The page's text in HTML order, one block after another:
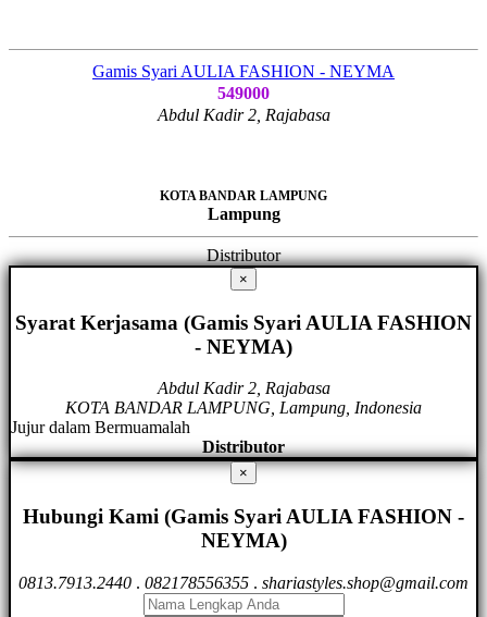
Gamis Syari AULIA FASHION - NEYMA
549000
Abdul Kadir 2, Rajabasa
KOTA BANDAR LAMPUNG
Lampung
Distributor
×
Syarat Kerjasama (Gamis Syari AULIA FASHION
- NEYMA)
Abdul Kadir 2, Rajabasa
KOTA BANDAR LAMPUNG, Lampung, Indonesia
Jujur dalam Bermuamalah
Distributor
×
Hubungi Kami (Gamis Syari AULIA FASHION -
NEYMA)
0813.7913.2440 . 082178556355 . shariastyles.shop@gmail.com